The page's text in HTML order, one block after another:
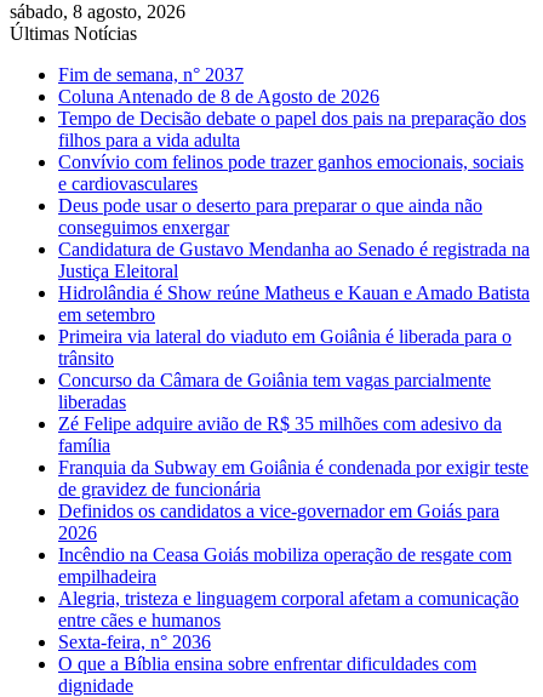
sábado, 8 agosto, 2026
Últimas Notícias
Fim de semana, n° 2037
Coluna Antenado de 8 de Agosto de 2026
Tempo de Decisão debate o papel dos pais na preparação dos
filhos para a vida adulta
Convívio com felinos pode trazer ganhos emocionais, sociais
e cardiovasculares
Deus pode usar o deserto para preparar o que ainda não
conseguimos enxergar
Candidatura de Gustavo Mendanha ao Senado é registrada na
Justiça Eleitoral
Hidrolândia é Show reúne Matheus e Kauan e Amado Batista
em setembro
Primeira via lateral do viaduto em Goiânia é liberada para o
trânsito
Concurso da Câmara de Goiânia tem vagas parcialmente
liberadas
Zé Felipe adquire avião de R$ 35 milhões com adesivo da
família
Franquia da Subway em Goiânia é condenada por exigir teste
de gravidez de funcionária
Definidos os candidatos a vice-governador em Goiás para
2026
Incêndio na Ceasa Goiás mobiliza operação de resgate com
empilhadeira
Alegria, tristeza e linguagem corporal afetam a comunicação
entre cães e humanos
Sexta-feira, n° 2036
O que a Bíblia ensina sobre enfrentar dificuldades com
dignidade